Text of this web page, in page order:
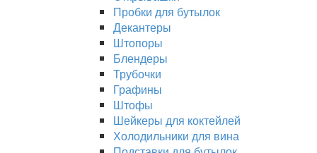
Пробки для бутылок
Декантеры
Штопоры
Блендеры
Трубочки
Графины
Штофы
Шейкеры для коктейлей
Холодильники для вина